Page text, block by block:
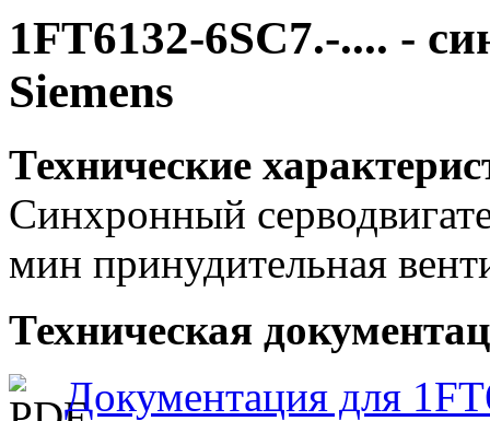
1FT6132-6SC7.-.... -
Siemens
Технические
Синхронный
мин принудительная
Техническая
Документация для